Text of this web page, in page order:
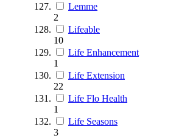
Lemme
2
Lifeable
10
Life Enhancement
1
Life Extension
22
Life Flo Health
1
Life Seasons
3